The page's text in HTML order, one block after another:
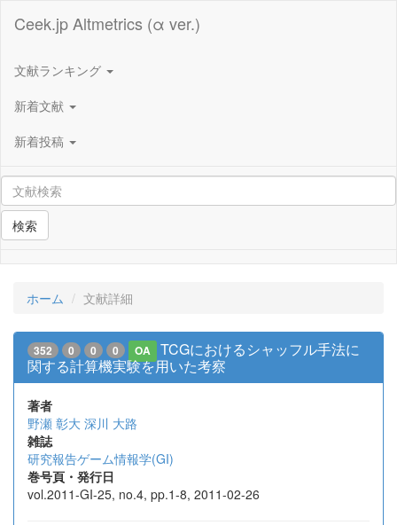
Ceek.jp Altmetrics (α ver.)
文献ランキング
新着文献
新着投稿
検索
ホーム 文献詳細
352 0 0 0 OA
TCGにおけるシャッフル手法に
関する計算機実験を用いた考察
著者
野瀬 彰大 深川 大路
雑誌
研究報告ゲーム情報学(GI)
巻号頁・発行日
vol.2011-GI-25, no.4, pp.1-8, 2011-02-26